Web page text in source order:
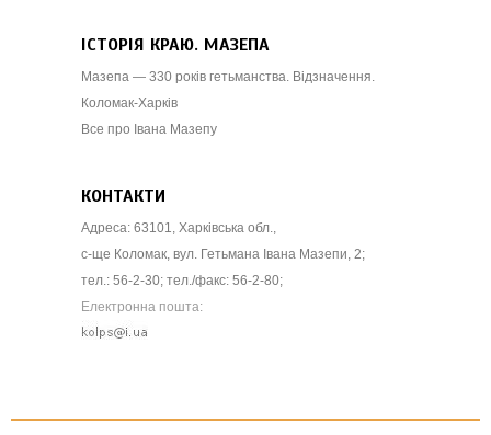
ІСТОРІЯ КРАЮ. МАЗЕПА
Мазепа — 330 років гетьманства. Відзначення.
Коломак-Харків
Все про Івана Мазепу
КОНТАКТИ
Адреса: 63101, Харківська обл.,
с-ще Коломак, вул. Гетьмана Івана Мазепи, 2;
тел.: 56-2-30; тел./факс: 56-2-80;
Електронна пошта: